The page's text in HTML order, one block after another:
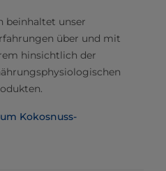
beinhaltet unser
über und mit
hinsichtlich der
Kokosnuss-